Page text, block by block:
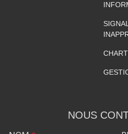
NOUS